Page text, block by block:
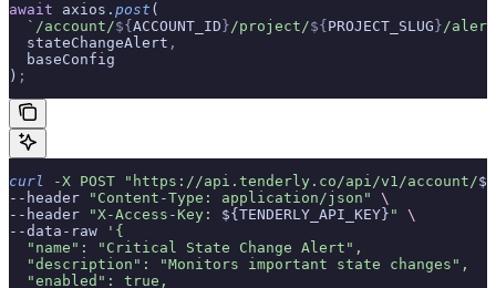
await axios . post (
  `/account/
${ ACCOUNT_ID }/project/${ PROJECT_SLUG }/
  stateChangeAlert
,
  baseConfig
) ;
curl -X POST "https://api.tenderly.co/api/v1/account/
--header
"Content-Type: application/json"
\
--header
"X-Access-Key: ${TENDERLY_API_KEY} "
\
--data-raw
'{
  "name": "Critical State Change Alert",
  "description": "Monitors important state changes",
  "enabled": true,